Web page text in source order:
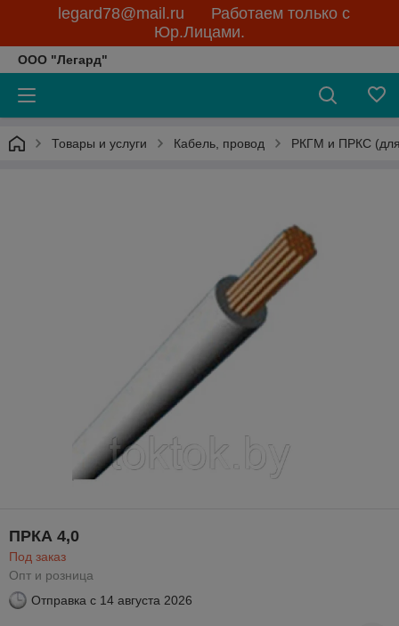
legard78@mail.ru Работаем только с
Юр.Лицами.
ООО "Легард"
Товары и услуги Кабель, провод РКГМ и ПРКС
ПРКА 4,0
Под заказ
Опт и розница
Отправка с 14 августа 2026